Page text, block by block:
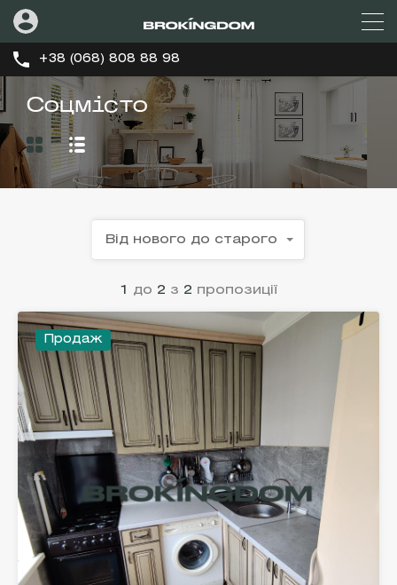
+38 (068) 808 88 98
Соцмісто
1 до 2 з 2 пропозиції
Від нового до старого
Продаж